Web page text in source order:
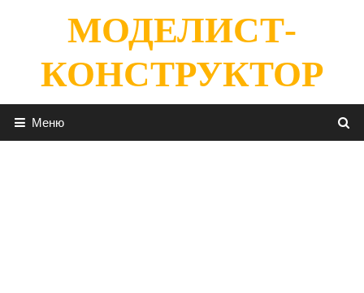
содержимомуМОДЕЛИСТ-
КОНСТРУКТОР
Меню